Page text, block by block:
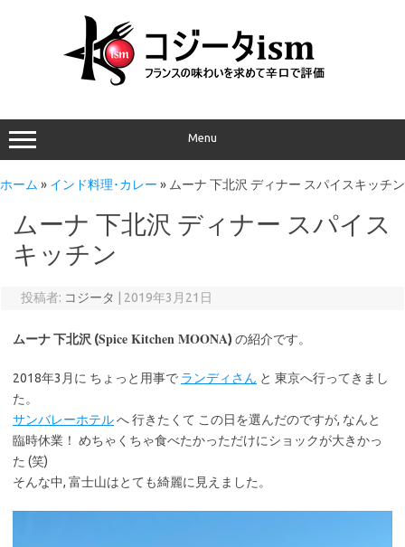
Menu
ホーム » インド料理･カレー » ムーナ 下北沢 ディナー スパイスキッチン
ムーナ 下北沢 ディナー スパイス
キッチン
投稿者: コジータ 2019年3月21日
ムーナ 下北沢 (Spice Kitchen MOONA) の紹介です。
2018年3月に ちょっと用事で ランディさん と 東京へ行ってきまし
た。
サンバレーホテルへ 行きたくて この日を選んだのですが, なんと
臨時休業！ めちゃくちゃ食べたかっただけにショックが大きかっ
た (笑)
そんな中, 富士山はとても綺麗に見えました。